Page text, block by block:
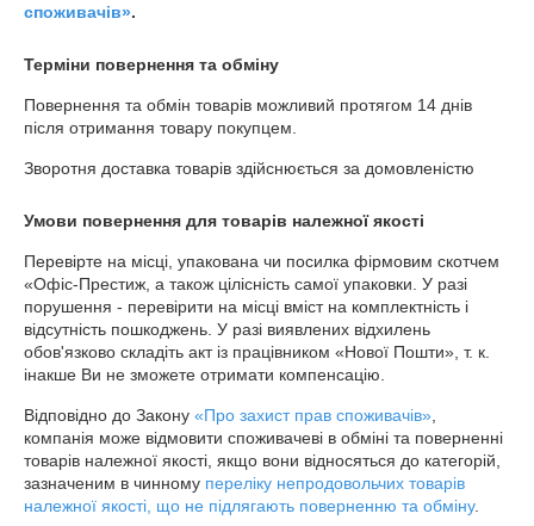
споживачів».
Терміни повернення та обміну
Повернення та обмін товарів можливий протягом 14 днів
після отримання товару покупцем.
Зворотня доставка товарів здійснюється за домовленістю
Умови повернення для товарів належної якості
Перевірте на місці, упакована чи посилка фірмовим скотчем
«Офіс-Престиж, а також цілісність самої упаковки. У разі
порушення - перевірити на місці вміст на комплектність і
відсутність пошкоджень. У разі виявлених відхилень
обов'язково складіть акт із працівником «Нової Пошти», т. к.
інакше Ви не зможете отримати компенсацію.
Відповідно до Закону «Про захист прав споживачів»
компанія може відмовити споживачеві в обміні та поверненні
товарів належної якості, якщо вони відносяться до категорій,
зазначеним в чинному переліку непродовольчих товарів
належної якості, що не підлягають поверненню та обміну.